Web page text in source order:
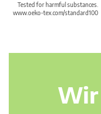
Tested for harmful substances.
www.oeko-tex.com/standard100
Wir